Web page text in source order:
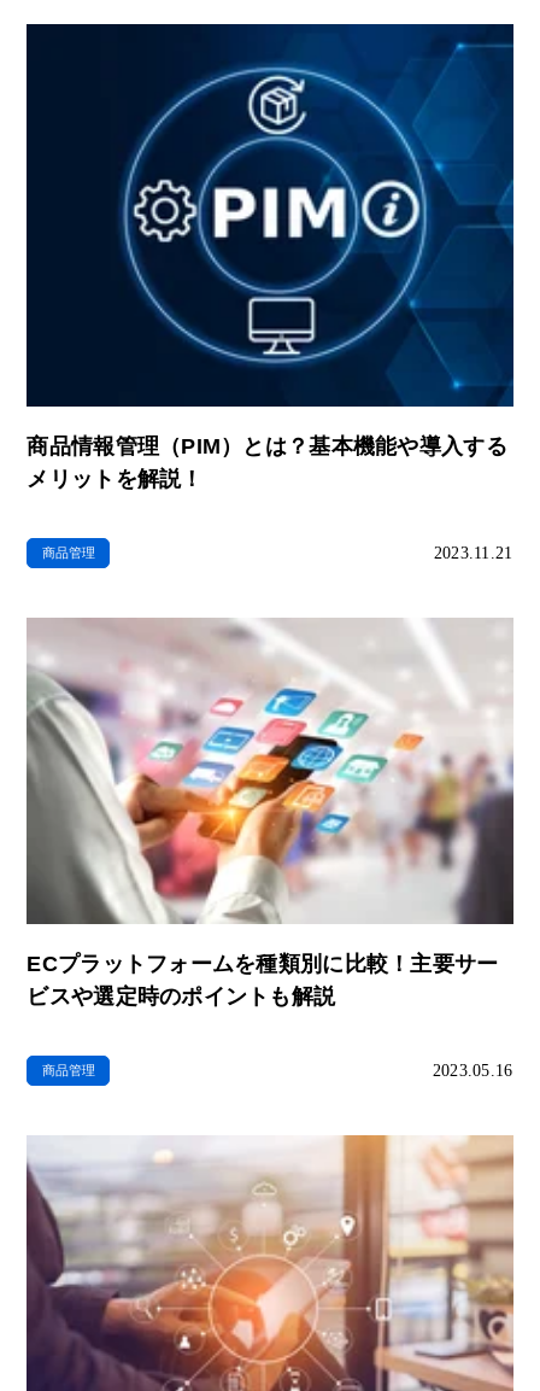
商品情報管理（PIM）とは？基本機能や導入する
メリットを解説！
商品管理 2023.11.21
ECプラットフォームを種類別に比較！主要サー
ビスや選定時のポイントも解説
商品管理 2023.05.16